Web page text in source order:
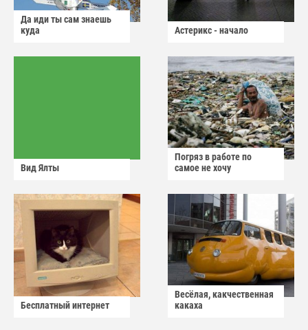
Да иди ты сам знаешь
куда
Астерикс - начало
Вид Ялты
Погряз в работе по
самое не хочу
Бесплатный интернет
Весёлая, какчественная
какаха